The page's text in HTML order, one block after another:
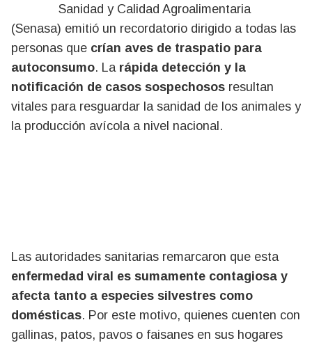
Sanidad y Calidad Agroalimentaria
(Senasa) emitió un recordatorio dirigido a todas las
personas que crían aves de traspatio para
autoconsumo. La rápida detección y la
notificación de casos sospechosos resultan
vitales para resguardar la sanidad de los animales y
la producción avícola a nivel nacional.
Las autoridades sanitarias remarcaron que esta
enfermedad viral es sumamente contagiosa y
afecta tanto a especies silvestres como
domésticas. Por este motivo, quienes cuenten con
gallinas, patos, pavos o faisanes en sus hogares